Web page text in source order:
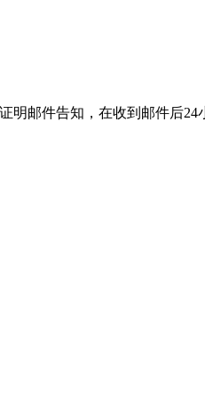
邮件告知，在收到邮件后24